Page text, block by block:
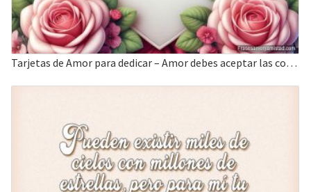
Tarjetas de Amor para dedicar – Amor debes aceptar las cosas